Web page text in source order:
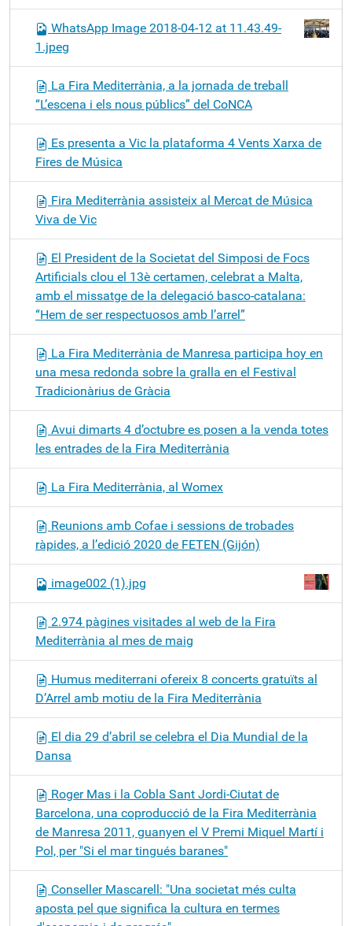
WhatsApp Image 2018-04-12 at 11.43.49-
1.jpeg
La Fira Mediterrània, a la jornada de treball
“L’escena i els nous públics” del CoNCA
Es presenta a Vic la plataforma 4 Vents Xarxa de
Fires de Música
Fira Mediterrània assisteix al Mercat de Música
Viva de Vic
El President de la Societat del Simposi de Focs
Artificials clou el 13è certamen, celebrat a Malta,
amb el missatge de la delegació basco-catalana:
“Hem de ser respectuosos amb l’arrel”
La Fira Mediterrània de Manresa participa hoy en
una mesa redonda sobre la gralla en el Festival
Tradicionàrius de Gràcia
Avui dimarts 4 d’octubre es posen a la venda totes
les entrades de la Fira Mediterrània
La Fira Mediterrània, al Womex
Reunions amb Cofae i sessions de trobades
ràpides, a l’edició 2020 de FETEN (Gijón)
image002 (1).jpg
2.974 pàgines visitades al web de la Fira
Mediterrània al mes de maig
Humus mediterrani ofereix 8 concerts gratuïts al
D’Arrel amb motiu de la Fira Mediterrània
El dia 29 d’abril se celebra el Dia Mundial de la
Dansa
Roger Mas i la Cobla Sant Jordi-Ciutat de
Barcelona, una coproducció de la Fira Mediterrània
de Manresa 2011, guanyen el V Premi Miquel Martí i
Pol, per "Si el mar tingués baranes"
Conseller Mascarell: "Una societat més culta
aposta pel que significa la cultura en termes